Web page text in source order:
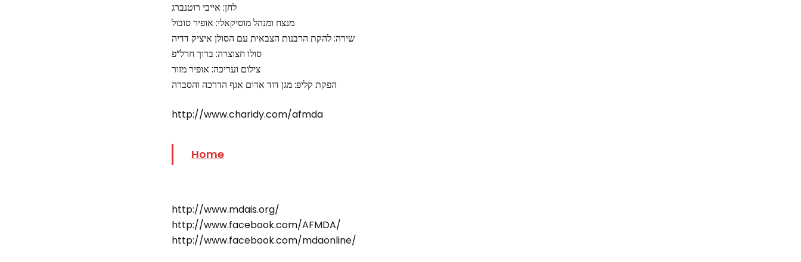
לחן: אייבי רוטנברג
מנצח ומנהל מוסיקאלי: אופיר סובול
שירה: להקת הרבנות הצבאית עם הסולן איציק דדיה
סולו חצוצרה: ברוך חרל”פ
צילום ועריכה: אופיר מזור
הפקת קליפ: מגן דוד אדום אגף הדרכה והסברה
http://www.charidy.com/afmda
Home
http://www.mdais.org/
http://www.facebook.com/AFMDA/
http://www.facebook.com/mdaonline/